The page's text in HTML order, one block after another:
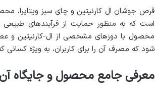
قرص جوشان ال کارنیتین و چای سبز ویتاپرا،
است که به منظور حمایت از فرآیندهای
محصول با دوزهای مشخصی از ال-کارنیتین و
شود که مصرف آن را برای کاربران، به ویژه
معرفی جامع محصول و جایگاه